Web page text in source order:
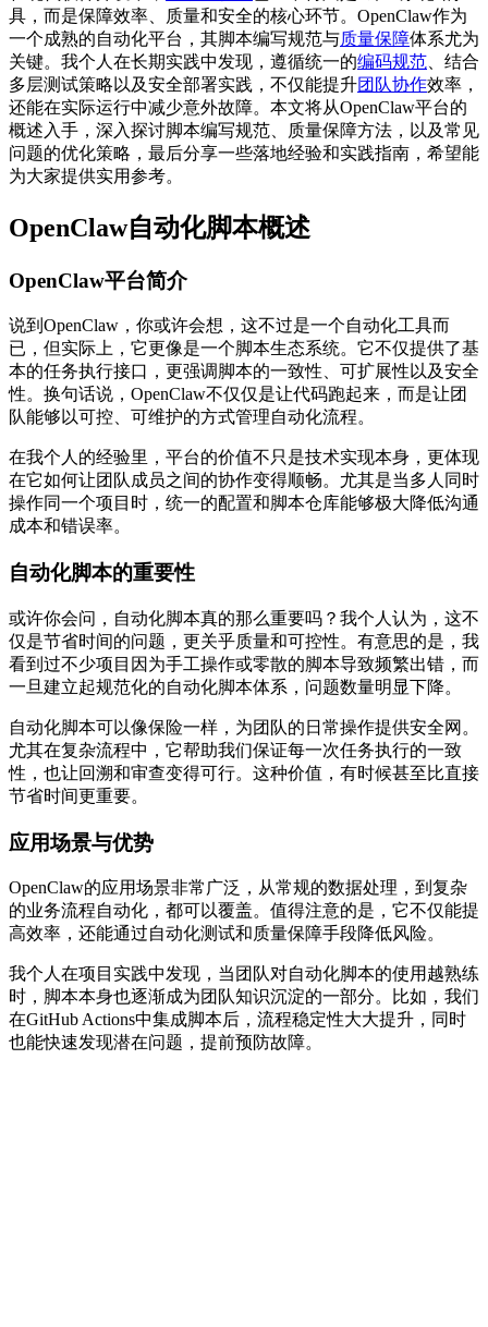
具，而是保障效率、质量和安全的核心环节。OpenClaw作为
一个成熟的自动化平台，其脚本编写规范与质量保障体系尤为
关键。我个人在长期实践中发现，遵循统一的编码规范 、结合
多层测试策略以及安全部署实践，不仅能提升团队协作效率，
还能在实际运行中减少意外故障。本文将从OpenClaw平台的
概述入手，深入探讨脚本编写规范、质量保障方法，以及常见
问题的优化策略，最后分享一些落地经验和实践指南，希望能
为大家提供实用参考。
OpenClaw自动化脚本概述
OpenClaw平台简介
说到OpenClaw，你或许会想，这不过是一个自动化工具而
已，但实际上，它更像是一个脚本生态系统。它不仅提供了基
本的任务执行接口，更强调脚本的一致性、可扩展性以及安全
性。换句话说，OpenClaw不仅仅是让代码跑起来，而是让团
队能够以可控、可维护的方式管理自动化流程。
在我个人的经验里，平台的价值不只是技术实现本身，更体现
在它如何让团队成员之间的协作变得顺畅。尤其是当多人同时
操作同一个项目时，统一的配置和脚本仓库能够极大降低沟通
成本和错误率。
自动化脚本的重要性
或许你会问，自动化脚本真的那么重要吗？我个人认为，这不
仅是节省时间的问题，更关乎质量和可控性。有意思的是，我
看到过不少项目因为手工操作或零散的脚本导致频繁出错，而
一旦建立起规范化的自动化脚本体系，问题数量明显下降。
自动化脚本可以像保险一样，为团队的日常操作提供安全网。
尤其在复杂流程中，它帮助我们保证每一次任务执行的一致
性，也让回溯和审查变得可行。这种价值，有时候甚至比直接
节省时间更重要。
应用场景与优势
OpenClaw的应用场景非常广泛，从常规的数据处理，到复杂
的业务流程自动化，都可以覆盖。值得注意的是，它不仅能提
高效率，还能通过自动化测试和质量保障手段降低风险。
我个人在项目实践中发现，当团队对自动化脚本的使用越熟练
时，脚本本身也逐渐成为团队知识沉淀的一部分。比如，我们
在GitHub Actions中集成脚本后，流程稳定性大大提升，同时
也能快速发现潜在问题，提前预防故障。